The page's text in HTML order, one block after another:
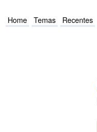
Home Temas Recentes